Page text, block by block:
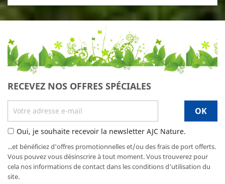
RECEVEZ NOS OFFRES SPÉCIALES
Oui, je souhaite recevoir la newsletter AJC Nature.
...et bénéficiez d'offres promotionnelles et/ou des frais de port offerts.
Vous pouvez vous désinscrire à tout moment. Vous trouverez pour
cela nos informations de contact dans les conditions d'utilisation du
site.